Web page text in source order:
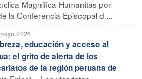
Magnifica Humanitas por
la Conferencia Episcopal d ...
2026
educación y acceso al
el grito de alerta de los
de la región peruana de